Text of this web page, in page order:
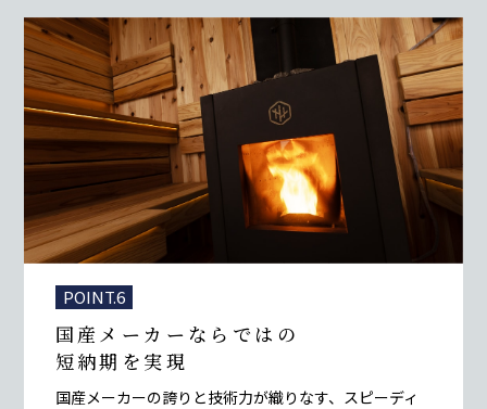
POINT.6
国産メーカーならではの
短納期を実現
国産メーカーの誇りと技術力が織りなす、スピーディ